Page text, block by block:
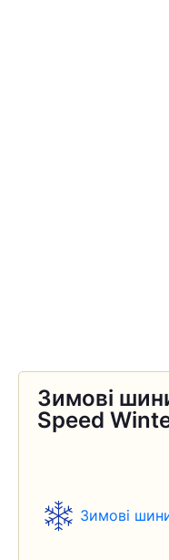
Зимові
Speed
Зимові